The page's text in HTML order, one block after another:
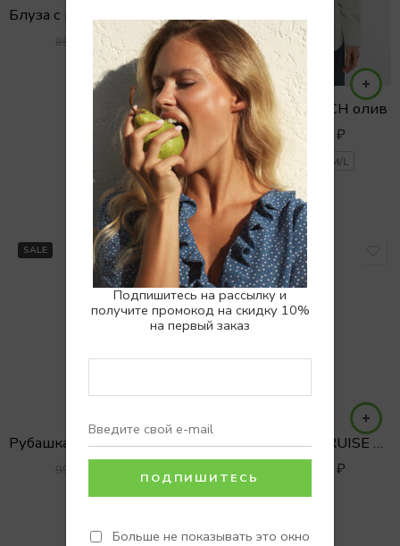
Подпишитесь на рассылку и
получите промокод на скидку 10%
на первый заказ
Больше не показывать это окно
Блуза с рюшами из шелкового тенсела
8900 6900 ₽
S/M
Рубашка 104 MNCH олив
6500₽ 4500 ₽
XS/S M/L
SALE
Рубашка 11621 CRUISE в полоску
9900
one
SALE
Рубашка 11621 CRUISE полоска
₽
one